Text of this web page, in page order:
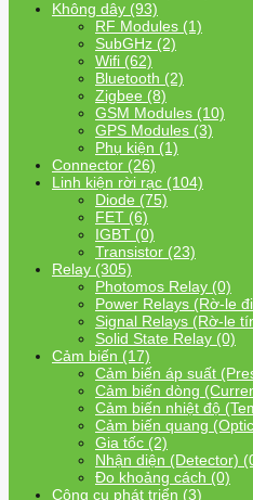
Không dây (93)
RF Modules (1)
SubGHz (2)
Wifi (62)
Bluetooth (2)
Zigbee (8)
GSM Modules (10)
GPS Modules (3)
Phụ kiện (1)
Connector (26)
Linh kiện rời rạc (104)
Diode (75)
FET (6)
IGBT (0)
Transistor (23)
Relay (305)
Photomos Relay (0)
Power Relays (Rờ-le
Signal Relays (Rờ-le
Solid State Relay (0)
Cảm biến (17)
Cảm biến áp suất
Cảm biến dòng
Cảm biến nhiệt độ
Cảm biến quang
Gia tốc (2)
Nhận diện (Detector)
Đo khoảng cách (0)
Công cụ phát triển (3)